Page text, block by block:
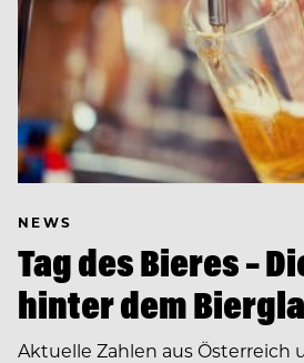
NEWS
Tag des Bieres –
hinter dem
Aktuelle Zahlen aus Österreich